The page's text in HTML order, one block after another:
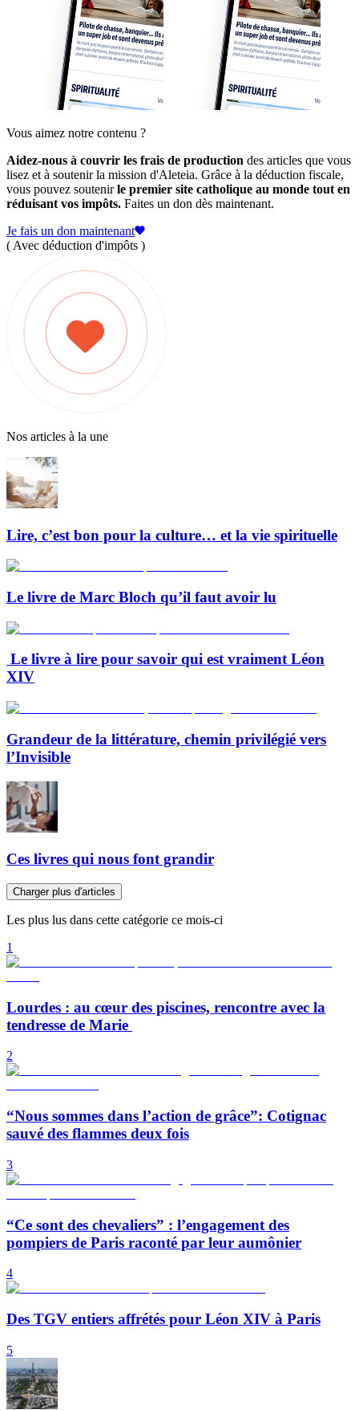
Vous aimez notre contenu ?
Aidez-nous à couvrir les frais de production des articles que vous
lisez et à soutenir la mission d'Aleteia. Grâce à la déduction fiscale,
vous pouvez soutenirle premier site catholique au monde tout en
réduisant vos impôts. Faites un don dès maintenant.
Je fais un don maintenant
( Avec déduction d'impôts )
Nos articles à la une
Lire, c’est bon pour la culture… et la vie spirituelle
Le livre de Marc Bloch qu’il faut avoir lu
Le livre à lire pour savoir qui est vraiment Léon
XIV
Grandeur de la littérature, chemin privilégié vers
l’Invisible
Ces livres qui nous font grandir
Charger plus d'articles
Les plus lus dans cette catégorie ce mois-ci
1
Lourdes : au cœur des piscines, rencontre avec la
tendresse de Marie
2
“Nous sommes dans l’action de grâce”: Cotignac
sauvé des flammes deux fois
3
“Ce sont des chevaliers” : l’engagement des
pompiers de Paris raconté par leur aumônier
4
Des TGV entiers affrétés pour Léon XIV à Paris
5